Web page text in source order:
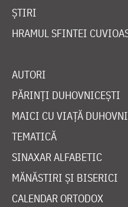
ȘTIRI
HRAMUL SFINTEI
AUTORI
PĂRINȚI DUHOVNICEȘTI
MAICI CU VIAȚĂ
TEMATICĂ
SINAXAR ALFABETIC
MĂNĂSTIRI ȘI BISERICI
CALENDAR ORTODOX